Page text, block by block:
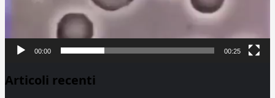
00:00 00:25
Articoli recenti